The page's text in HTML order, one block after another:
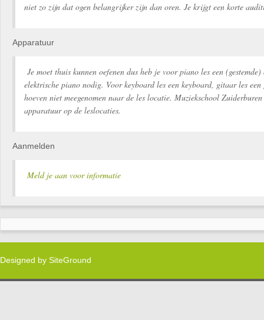
niet zo zijn dat ogen belangrijker zijn dan oren. Je krijgt een korte
Apparatuur
Je moet thuis kunnen oefenen dus heb je voor piano les een (gestemde)
elektrische piano nodig. Voor keyboard les een keyboard, gitaar les
hoeven niet meegenomen naar de les locatie. Muziekschool
apparatuur op de leslocaties.
Aanmelden
Meld je aan voor informatie
Designed by SiteGround